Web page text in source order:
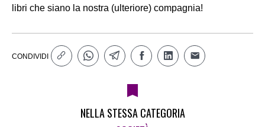
libri che siano la nostra (ulteriore) compagnia!
CONDIVIDI
NELLA STESSA CATEGORIA